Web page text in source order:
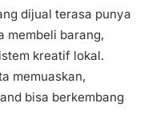
dijual terasa punya
membeli barang,
kreatif lokal.
memuaskan,
bisa berkembang